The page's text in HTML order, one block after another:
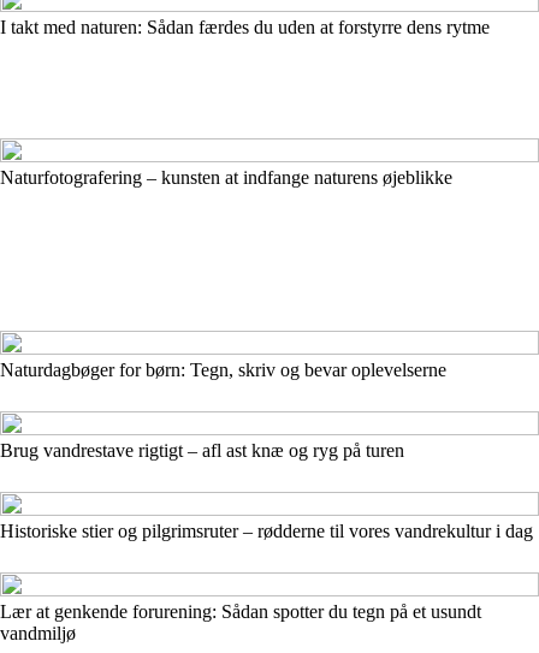
I takt med naturen: Sådan færdes du uden at forstyrre dens rytme
Naturfotografering – kunsten at indfange naturens øjeblikke
Naturdagbøger for børn: Tegn, skriv og bevar oplevelserne
Brug vandrestave rigtigt – afl ast knæ og ryg på turen
Historiske stier og pilgrimsruter – rødderne til vores vandrekultur i dag
Lær at genkende forurening: Sådan spotter du tegn på et usundt
vandmiljø